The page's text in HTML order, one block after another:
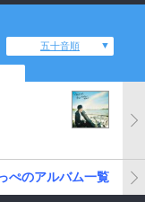
五十音順
ぺのアルバム一覧